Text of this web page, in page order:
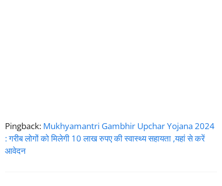
Pingback: Mukhyamantri Gambhir Upchar Yojana 2024
: गरीब लोगों को मिलेगी 10 लाख रुपए की स्वास्थ्य सहायता ,यहां से करें
आवेदन